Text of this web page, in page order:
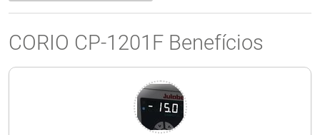
CORIO CP-1201F Benefícios